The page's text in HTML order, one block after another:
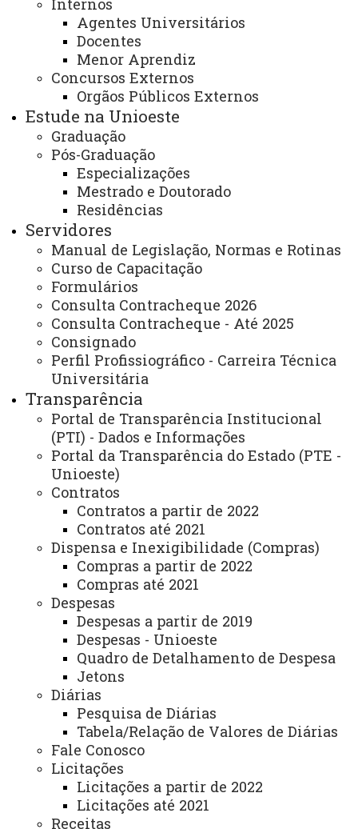
Internos
Agentes Universitários
Docentes
Menor Aprendiz
Concursos Externos
Orgãos Públicos Externos
Estude na Unioeste
Graduação
Pós-Graduação
Especializações
Mestrado e Doutorado
Residências
Servidores
Manual de Legislação, Normas e Rotinas
Curso de Capacitação
Formulários
Consulta Contracheque 2026
Consulta Contracheque - Até 2025
Consignado
Perfil Profissiográfico - Carreira Técnica
Universitária
Transparência
Portal de Transparência Institucional
(PTI) - Dados e Informações
Portal da Transparência do Estado (PTE -
Unioeste)
Contratos
Contratos a partir de 2022
Contratos até 2021
Dispensa e Inexigibilidade (Compras)
Compras a partir de 2022
Compras até 2021
Despesas
Despesas a partir de 2019
Despesas - Unioeste
Quadro de Detalhamento de Despesa
Jetons
Diárias
Pesquisa de Diárias
Tabela/Relação de Valores de Diárias
Fale Conosco
Licitações
Licitações a partir de 2022
Licitações até 2021
Receitas
da Inscrição
Clique aqui para acessar o resultado da análise para
validação das inscrições.
Esclarecimentos
- A relação está ordenada pelo número de inscrição;
- Caso discorde da análise publicada, é possível
realizar a interposição de recursos até dia
17/07/2026, enviando e-mail para
psicologia.pronera@unioeste.br, desde que
devidamente justificado e pormenorizando as razões
que levem ao respectivo questionamento, além de
anexar os arquivos não enviados;
- O resultado da análise dos recurso será publicado
dia 20/07/2026.
16 de julho de 2026
Leia Mais
Vagas Remanescentes - Inscrições
até 14 de julho
Clique aqui para acessar o Edital de Abertura das
Inscrições
Clique aqui para acessar o Sistema de Inscrição
08 de julho de 2026
Leia Mais
ATUALIZAÇÃO MAIS RECENTE: 08 DE JULHO DE
2026
ACESSOS: 3085
fas fa-mail-bulk